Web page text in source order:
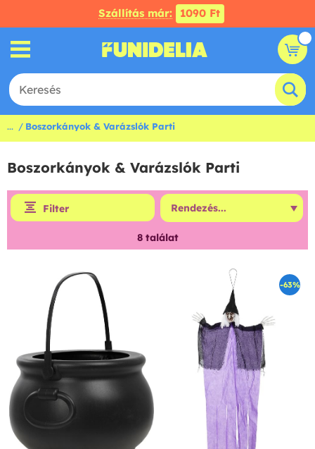
Szállítás már: 1090 Ft
... Boszorkányok & Varázslók Parti
Boszorkányok & Varázslók Parti
Filter
8találat
-63%